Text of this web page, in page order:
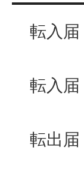
転入
転入
転出